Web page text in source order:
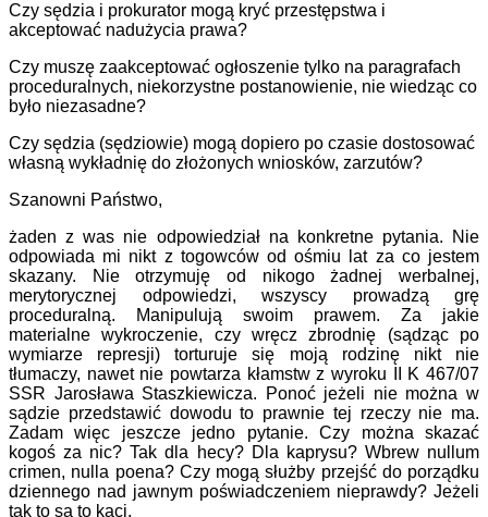
Czy sędzia i prokurator mogą kryć przestępstwa i
akceptować nadużycia prawa?
Czy muszę zaakceptować ogłoszenie tylko na paragrafach
proceduralnych, niekorzystne postanowienie, nie wiedząc co
było niezasadne?
Czy sędzia (sędziowie) mogą dopiero po czasie dostosować
własną wykładnię do złożonych wniosków, zarzutów?
Szanowni Państwo,
żaden z was nie odpowiedział na konkretne pytania. Nie
odpowiada mi nikt z togowców od ośmiu lat za co jestem
skazany. Nie otrzymuję od nikogo żadnej werbalnej,
merytorycznej odpowiedzi, wszyscy prowadzą grę
proceduralną. Manipulują swoim prawem. Za jakie
materialne wykroczenie, czy wręcz zbrodnię (sądząc po
wymiarze represji) torturuje się moją rodzinę nikt nie
tłumaczy, nawet nie powtarza kłamstw z wyroku II K 467/07
SSR Jarosława Staszkiewicza. Ponoć jeżeli nie można w
sądzie przedstawić dowodu to prawnie tej rzeczy nie ma.
Zadam więc jeszcze jedno pytanie. Czy można skazać
kogoś za nic? Tak dla hecy? Dla kaprysu? Wbrew nullum
crimen, nulla poena? Czy mogą służby przejść do porządku
dziennego nad jawnym poświadczeniem nieprawdy? Jeżeli
tak to są to kaci.